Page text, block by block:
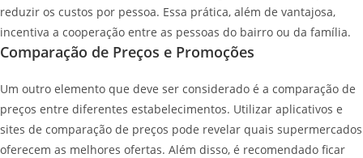
reduzir os custos por pessoa. Essa prática, além de vantajosa,
incentiva a cooperação entre as pessoas do bairro ou da família.
Comparação de Preços e Promoções
Um outro elemento que deve ser considerado é a comparação de
preços entre diferentes estabelecimentos. Utilizar aplicativos e
sites de comparação de preços pode revelar quais supermercados
oferecem as melhores ofertas. Além disso, é recomendado ficar